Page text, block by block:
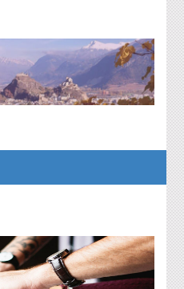
Sainte-
de formation